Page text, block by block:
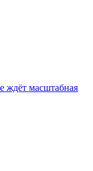
ждёт масштабная